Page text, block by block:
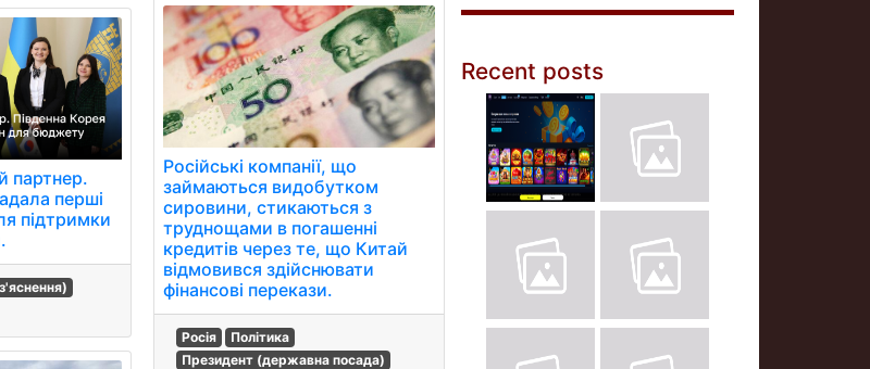
партнер.
перші
підтримки
Російські компанії, що
займаються видобутком
сировини, стикаються з
труднощами в погашенні
кредитів через те, що Китай
відмовився здійснювати
фінансові перекази.
Росія
Політика
Президент (державна посада)
Recent posts